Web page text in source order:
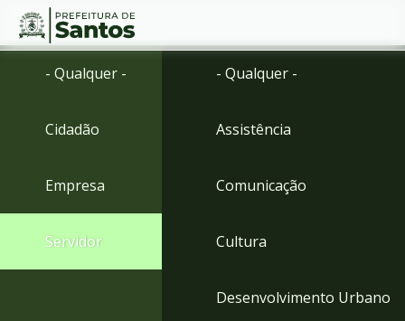
Ir
menu
para
Conteúdo
- Qualquer -
Cidadão
Empresa
Servidor
- Qualquer -
Assistência
Comunicação
Cultura
Desenvolvimento Urbano